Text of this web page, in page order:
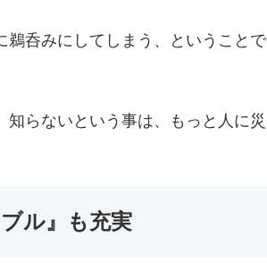
呑みにしてしまう、ということで
らないという事は、もっと人に災
ル』も充実